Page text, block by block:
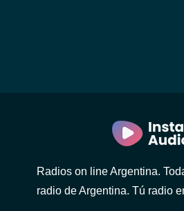
Radios on line Argentina.
radio de Argentina. Tú radio